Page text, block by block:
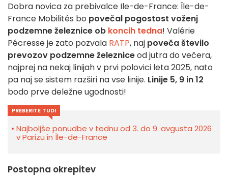
Dobra novica za prebivalce Ile-de-France: Île-de-
France Mobilités bo povečal pogostost voženj
podzemne železnice ob koncih tedna! Valérie
Pécresse je zato pozvala RATP, naj poveča število
prevozov podzemne železniceod jutra do večera,
najprej na nekaj linijah v prvi polovici leta 2025, nato
pa naj se sistem razširi na vse linije. Linije 5, 9 in 12
bodo prve deležne ugodnosti!
PREBERITE TUDI
Najboljše ponudbe v tednu od 3. do 9. avgusta 2026
v Parizu in Île-de-France
Postopna okrepitev